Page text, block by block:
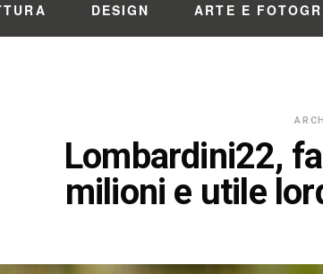
DESIGN ARTE E
Lombardini22,
milioni e utile